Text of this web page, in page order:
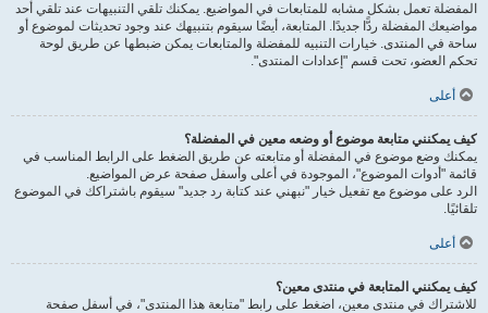
المفضلة تعمل بشكل مشابه للمتابعات في المواضيع. يمكنك تلقي التنبيهات عند تلقي أحد
مواضيعك المفضلة ردًّا جديدًا. المتابعة، أيضًا سيقوم بتنبيهك عند وجود تحديثات لموضوع أو
ساحة في المنتدى. خيارات التنبيه للمفضلة والمتابعات يمكن ضبطها عن طريق لوحة
تحكم العضو، تحت قسم "إعدادات المنتدى".
أعلى
كيف يمكنني متابعة موضوع أو وضعه معين في المفضلة؟
يمكنك وضع موضوع في المفضلة أو متابعته عن طريق الضغط على الرابط المناسب في
قائمة "أدوات الموضوع"، الموجودة في أعلى وأسفل صفحة عرض المواضيع.
الرد على موضوع مع تفعيل خيار "نبهني عند كتابة رد جديد" سيقوم باشتراكك في الموضوع
تلقائيًا.
أعلى
كيف يمكنني المتابعة في منتدى معين؟
للاشتراك في منتدى معين، اضغط على رابط "متابعة هذا المنتدى"، في أسفل صفحة